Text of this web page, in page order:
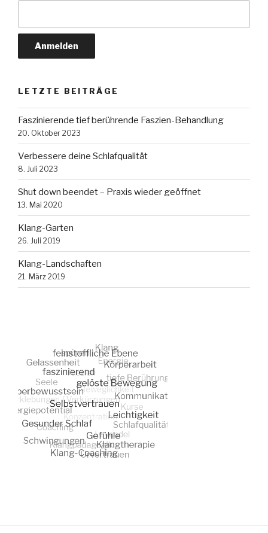
LETZTE BEITRÄGE
Faszinierende tief berührende Faszien-Behandlung
20. Oktober 2023
Verbessere deine Schlafqualität
8. Juli 2023
Shut down beendet – Praxis wieder geöffnet
13. Mai 2020
Klang-Garten
26. Juli 2019
Klang-Landschaften
21. März 2019